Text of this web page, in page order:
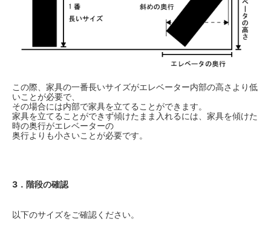
この際、家具の一番長いサイズがエレベーター内部の高さより低
いことが必要で、
その場合には内部で家具を立てることができます。
家具を立てることができず傾けたまま入れるには、家具を傾けた
時の奥行がエレベーターの
奥行よりも小さいことが必要です。
3．階段の確認
以下のサイズをご確認ください。